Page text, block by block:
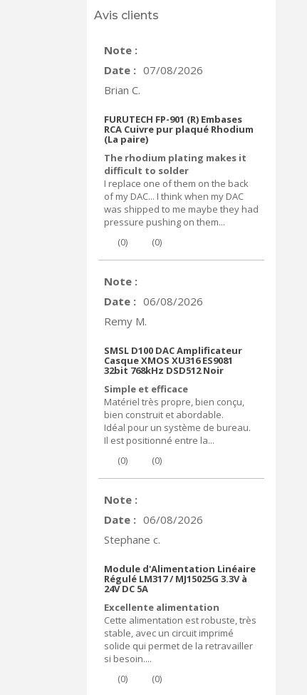
Avis clients
Note :
Date : 07/08/2026
Brian C.
FURUTECH FP-901 (R) Embases
RCA Cuivre pur plaqué Rhodium
(La paire)
The rhodium plating makes it
difficult to solder
I replace one of them on the back
of my DAC... I think when my DAC
was shipped to me maybe they had
pressure pushing on them...
(0) (0)
Note :
Date : 06/08/2026
Remy M.
SMSL D100 DAC Amplificateur
Casque XMOS XU316 ES9081
32bit 768kHz DSD512 Noir
Simple et efficace
Matériel très propre, bien conçu,
bien construit et abordable.
Idéal pour un système de bureau.
Il est positionné entre la...
(0) (0)
Note :
Date : 06/08/2026
Stephane c.
Module d'Alimentation Linéaire
Régulé LM317 / MJ15025G 3.3V à
24V DC 5A
Excellente alimentation
Cette alimentation est robuste, très
stable, avec un circuit imprimé
solide qui permet de la retravailler
si besoin....
(0) (0)